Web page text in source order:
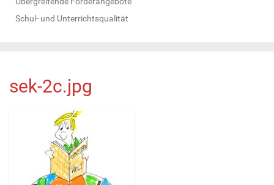
Schul- und Unterrichtsqualität
sek-2c.jpg